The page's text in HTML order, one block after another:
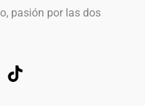
pasión por las dos